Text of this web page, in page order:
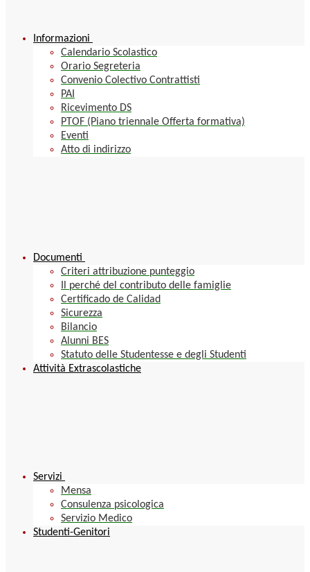
Informazioni
Calendario Scolastico
Orario Segreteria
Convenio Colectivo Contrattisti
PAI
Ricevimento DS
PTOF (Piano triennale Offerta formativa)
Eventi
Atto di indirizzo
Documenti
Criteri attribuzione punteggio
Il perché del contributo delle famiglie
Certificado de Calidad
Sicurezza
Bilancio
Alunni BES
Statuto delle Studentesse e degli Studenti
Attività Extrascolastiche
Servizi
Mensa
Consulenza psicologica
Servizio Medico
Studenti-Genitori